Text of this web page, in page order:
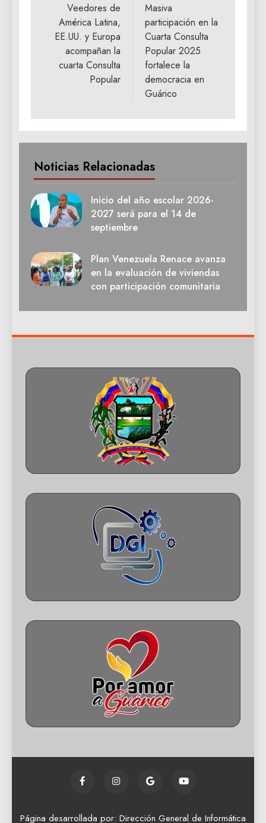
entradas
Veedores de
América Latina,
EE.UU. y Europa
acompañan la
cuarta Consulta
Popular
Masiva
participación en la
Cuarta Consulta
Popular 2025
fortalece la
democracia en
Guárico
Noticias Relacionadas
Inicio del año escolar 2026-
2027 será para el 14 de
septiembre
Plan Venezuela Renace avanza
en la evaluación de viviendas
con participación comunitaria
Página desarrollada por: Dirección General de Informática